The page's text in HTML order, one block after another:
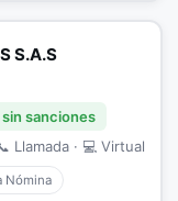
S.A.S
sanciones
Llamada · 💻 Virtual
Nómina